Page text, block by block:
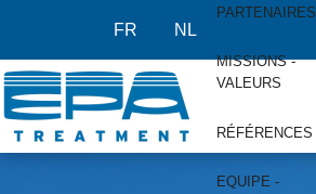
FR NL
PARTENAIRES
MISSIONS -
VALEURS
RÉFÉRENCES
EQUIPE -